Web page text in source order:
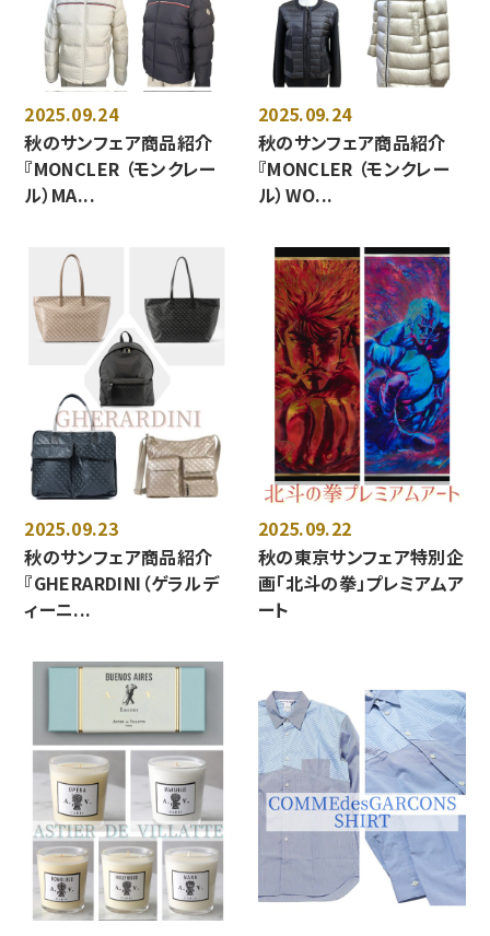
2025.09.24
秋のサンフェア商品紹介
『MONCLER （モンクレー
ル）MA...
2025.09.24
秋のサンフェア商品紹介
『MONCLER （モンクレー
ル）WO...
2025.09.23
秋のサンフェア商品紹介
『GHERARDINI（ゲラルデ
ィーニ...
2025.09.22
秋の東京サンフェア特別企
画「北斗の拳」プレミアムア
ート